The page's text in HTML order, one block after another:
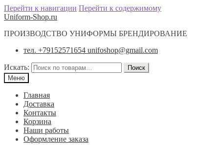
Перейти к навигации Перейти к содержимому
Uniform-Shop.ru
ПРОИЗВОДСТВО УНИФОРМЫ БРЕНДИРОВАНИЕ
тел. +79152571654 unifoshop@gmail.com
Искать:
Поиск
Меню
Главная
Доставка
Контакты
Корзина
Наши работы
Оформление заказа